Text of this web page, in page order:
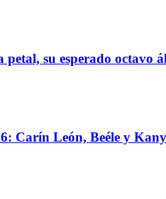
su esperado octavo
Carín León, Beéle y